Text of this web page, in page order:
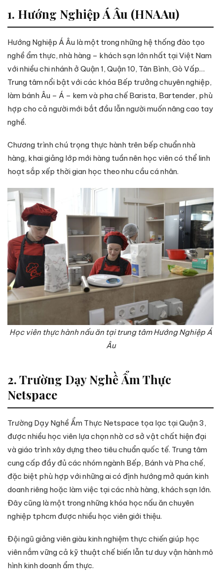
1. Hướng Nghiệp Á Âu (HNAAu)
Hướng Nghiệp Á Âu là một trong những hệ thống đào tạo
nghề ẩm thực, nhà hàng – khách sạn lớn nhất tại Việt Nam
với nhiều chi nhánh ở Quận 1, Quận 10, Tân Bình, Gò Vấp…
Trung tâm nổi bật với các khóa Bếp trưởng chuyên nghiệp,
làm bánh Âu – Á – kem và pha chế Barista, Bartender, phù
hợp cho cả người mới bắt đầu lẫn người muốn nâng cao tay
nghề.
Chương trình chú trọng thực hành trên bếp chuẩn nhà
hàng, khai giảng lớp mới hàng tuần nên học viên có thể linh
hoạt sắp xếp thời gian học theo nhu cầu cá nhân.
Học viên thực hành nấu ăn tại trung tâm Hướng Nghiệp Á
Âu
2. Trường Dạy Nghề Ẩm Thực
Netspace
Trường Dạy Nghề Ẩm Thực Netspace tọa lạc tại Quận 3,
được nhiều học viên lựa chọn nhờ cơ sở vật chất hiện đại
và giáo trình xây dựng theo tiêu chuẩn quốc tế. Trung tâm
cung cấp đầy đủ các nhóm ngành Bếp, Bánh và Pha chế,
đặc biệt phù hợp với những ai có định hướng mở quán kinh
doanh riêng hoặc làm việc tại các nhà hàng, khách sạn lớn.
Đây cũng là một trong những khóa học nấu ăn chuyên
nghiệp tphcm được nhiều học viên giới thiệu.
Đội ngũ giảng viên giàu kinh nghiệm thực chiến giúp học
viên nắm vững cả kỹ thuật chế biến lẫn tư duy vận hành mô
hình kinh doanh ẩm thực.